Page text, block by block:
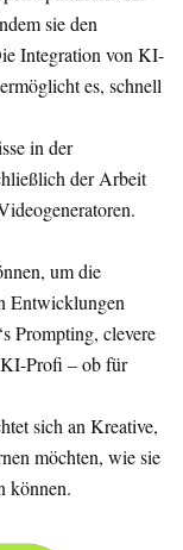
sie den
Integration von KI-
es, schnell
in der
der Arbeit
um die
Entwicklungen
Prompting, clevere
KI-Profi – ob für
sich an Kreative,
möchten, wie sie
können.